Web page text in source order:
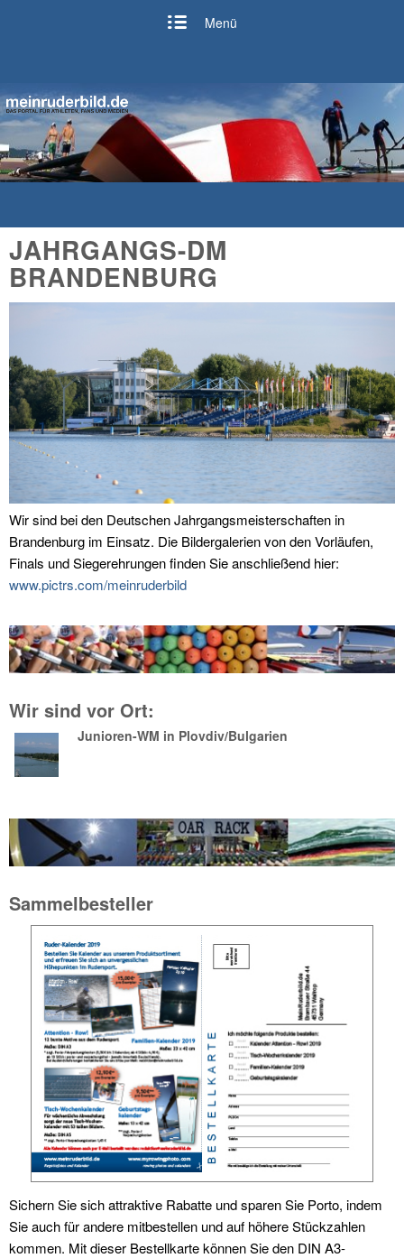
Menü
JAHRGANGS-DM
BRANDENBURG
Wir sind bei den Deutschen Jahrgangsmeisterschaften in
Brandenburg im Einsatz. Die Bildergalerien von den Vorläufen,
Finals und Siegerehrungen finden Sie anschließend hier:
www.pictrs.com/meinruderbild
Wir sind vor Ort:
Junioren-WM in Plovdiv/Bulgarien
Sammelbesteller
Sichern Sie sich attraktive Rabatte und sparen Sie Porto, indem
Sie auch für andere mitbestellen und auf höhere Stückzahlen
kommen. Mit dieser Bestellkarte können Sie den DIN A3-